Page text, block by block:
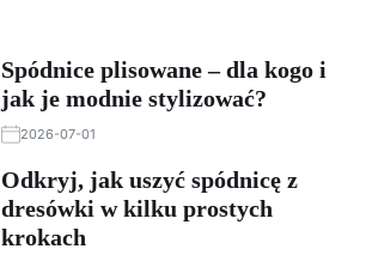
Spódnice plisowane – dla kogo i
jak je modnie stylizować?
2026-07-01
Odkryj, jak uszyć spódnicę z
dresówki w kilku prostych
krokach